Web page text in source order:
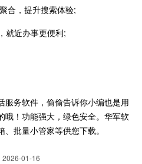
合，提升搜索体验;
近办事更便利;
服务软件，偷偷告诉你小编也是用
哦！功能强大，绿色安全。华军软
批量小管家等供您下载。
2026-01-16